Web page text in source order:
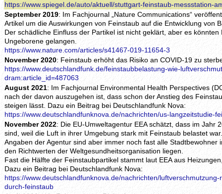
https://www.spiegel.de/auto/aktuell/stuttgart-feinstaub-messstation-
September 2019: Im Fachjournal „Nature Communications“
Artikel um die Auswirkungen von Feinstaub auf die Entwicklung von
Der schädliche Einfluss der Partikel ist nicht geklärt, aber es
Ungeborene gelangen.
https://www.nature.com/articles/s41467-019-11654-3
November 2020: Feinstaub erhöht das Risiko an COVID-19 zu
https://www.deutschlandfunk.de/feinstaubbelastung-wie-
dram:article_id=487063
August 2021: Im Fachjournal Environmental Health Perspectives
nach der davon auszugehen ist, dass schon der Anstieg des
steigen lässt. Dazu ein Beitrag bei Deutschlandfunk Nova:
https://www.deutschlandfunknova.de/nachrichten/us-langzeitstudie-
November 2022: Die EU-Umweltagentur EEA schätzt, dass im Jahr
sind, weil die Luft in ihrer Umgebung stark mit Feinstaub belastet
Angaben der Agentur sind aber immer noch fast alle
den Richtwerten der Weltgesundheitsorganisation liegen.
Fast die Hälfte der Feinstaubpartikel stammt laut EEA aus
Dazu ein Beitrag bei Deutschlandfunk Nova:
https://www.deutschlandfunknova.de/nachrichten/
durch-feinstaub